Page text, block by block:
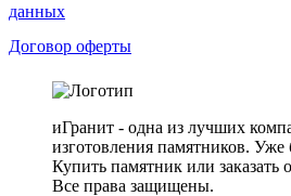
данных
Договор оферты
иГранит - одна из лучших
изготовления памятников. Уже
Купить памятник или заказать
Все права защищены.